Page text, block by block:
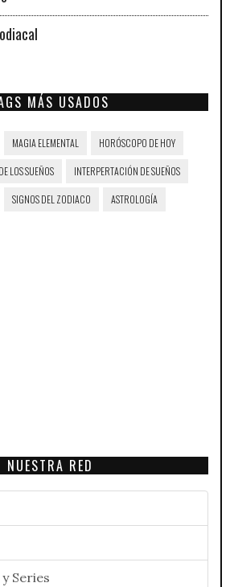
MÁS USADOS
MAGIA ELEMENTAL HORÓSCOPO DE HOY
LOS SUEÑOS INTERPERTACIÓN DE SUEÑOS
SIGNOS DEL ZODIACO ASTROLOGÍA
NUESTRA RED
Series